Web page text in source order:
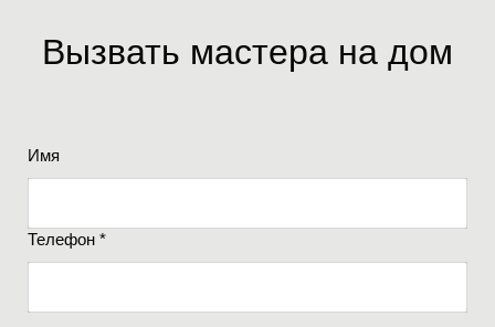
Вызвать мастера на дом
Имя
Телефон *